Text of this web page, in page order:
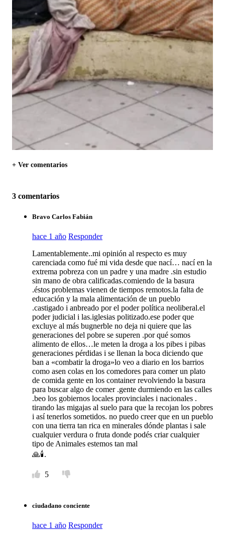
+ Ver comentarios
3 comentarios
Bravo Carlos Fabián
hace 1 año Responder
Lamentablemente..mi opinión al respecto es muy
carenciada como fué mi vida desde que nací… nací en la
extrema pobreza con un padre y una madre .sin estudio
sin mano de obra calificadas.comiendo de la basura
.éstos problemas vienen de tiempos remotos.la falta de
educación y la mala alimentación de un pueblo
.castigado i anbreado por el poder política neoliberal.el
poder judicial i las.iglesias politizado.ese poder que
excluye al más bugnerble no deja ni quiere que las
generaciones del pobre se superen .por qué somos
alimento de ellos…le meten la droga a los pibes i pibas
generaciones pérdidas i se llenan la boca diciendo que
ban a «combatir la droga»lo veo a diario en los barrios
como asen colas en los comedores para comer un plato
de comida gente en los container revolviendo la basura
para buscar algo de comer .gente durmiendo en las calles
.beo los gobiernos locales provinciales i nacionales .
tirando las migajas al suelo para que la recojan los pobres
i así tenerlos sometidos. no puedo creer que en un pueblo
con una tierra tan rica en minerales dónde plantas i sale
cualquier verdura o fruta donde podés criar cualquier
tipo de Animales estemos tan mal
🙏🕯️.
5
ciudadano conciente
hace 1 año Responder